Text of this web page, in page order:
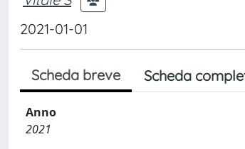
2021-01-01
Scheda breve Scheda
Anno
2021